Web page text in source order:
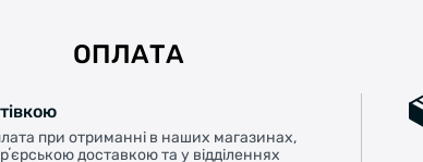
ОПЛАТА
при отриманні в наших магазинах,
доставкою та у відділеннях